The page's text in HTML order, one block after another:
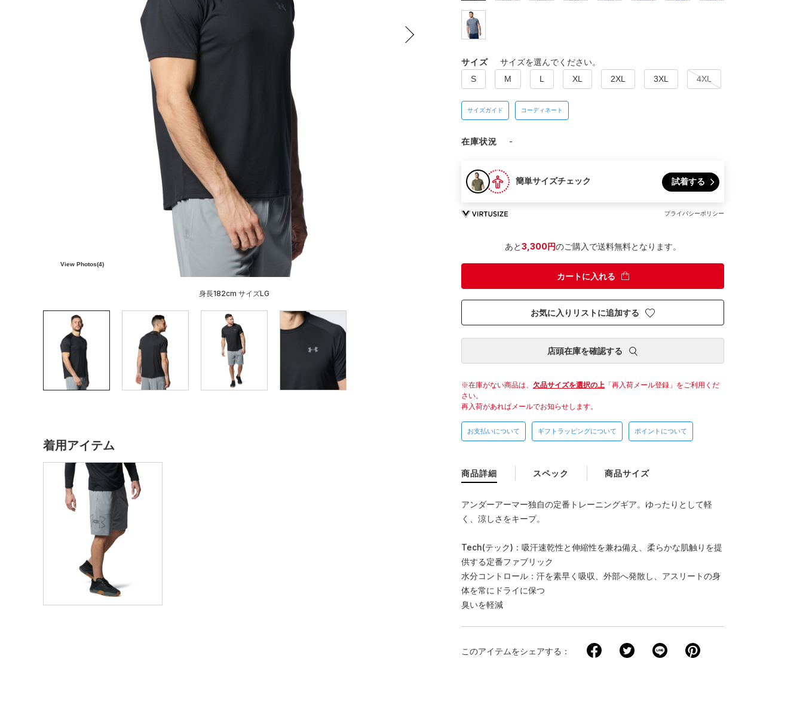
View Photos(4)
身長182cm サイズLG
着用アイテム
サイズ サイズを選んでください。
S M L XL 2XL 3XL 4XL
サイズガイド コーディネート
在庫状況 -
簡単サイズチェック 試着する
プライバシーポリシー
あと3,300円のご購入で送料無料となります。
カートに入れる
お気に入りリストに追加する
店頭在庫を確認する
在庫がない商品は、 欠品サイズを選択の上 「再入荷メール登録」をご利用くだ
さい。
再入荷があればメールでお知らせします。
お支払いについて ギフトラッピングについて ポイントについて
商品詳細
アンダーアーマー独自の定番トレーニングギア。ゆったりとして軽
く、涼しさをキープ。
Tech(テック)：吸汗速乾性と伸縮性を兼ね備え、柔らかな肌触りを提
供する定番ファブリック
水分コントロール：汗を素早く吸収、外部へ発散し、アスリートの身
体を常にドライに保つ
臭いを軽減
スペック 商品サイズ
このアイテムをシェアする